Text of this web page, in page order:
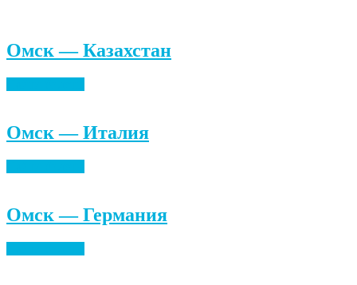
Омск — Казахстан
Омск — Италия
Омск — Германия